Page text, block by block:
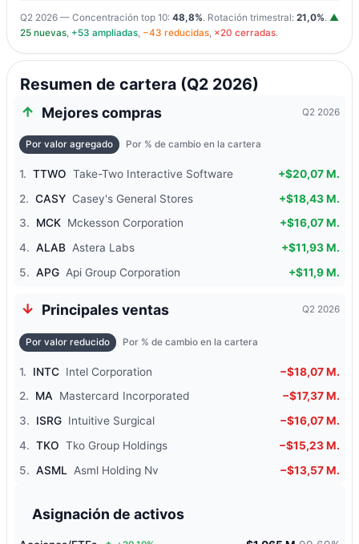
Q2 2026 — Concentración top 10: 48,8%. Rotación trimestral: 21,0%. ▲
25 nuevas, +53 ampliadas, −43 reducidas, ×20 cerradas.
Resumen de cartera (Q2 2026)
Mejores compras Q2 2026
Por valor agregado Por % de cambio en la cartera
1. TTWO Take-Two Interactive Software
+$20,07 M.
2. CASY Casey's General Stores
+$18,43 M.
3.
MCK Mckesson Corporation
+$16,07 M.
4. ALAB Astera Labs
+$11,93 M.
5. APG Api Group Corporation +$11,9 M.
Principales ventas Q2 2026
Por valor reducido Por % de cambio en la cartera
1. INTC Intel Corporation
−$18,07 M.
2.
MA Mastercard Incorporated
−$17,37 M.
3.
ISRG Intuitive Surgical
−$16,07 M.
4. TKO Tko Group Holdings
−$15,23 M.
5. ASML Asml Holding Nv −$13,57 M.
Asignación de activos